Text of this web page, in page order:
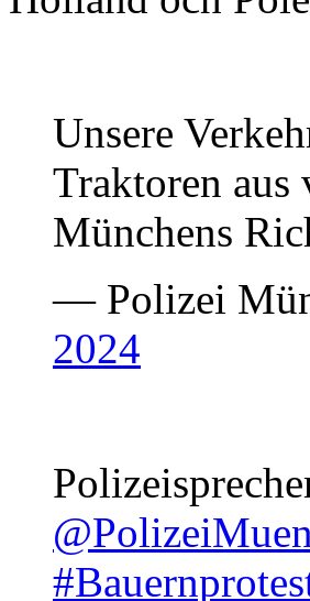
Unsere
Traktoren aus
Münchens
— Polizei
2024